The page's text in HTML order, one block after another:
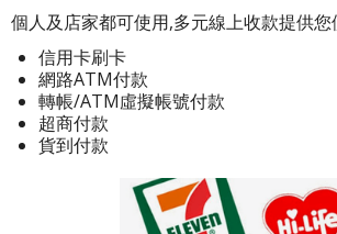
個人及店家都可使用,多元線上收款提供
信用卡刷卡
網路ATM付款
轉帳/ATM虛擬帳號付款
超商付款
貨到付款